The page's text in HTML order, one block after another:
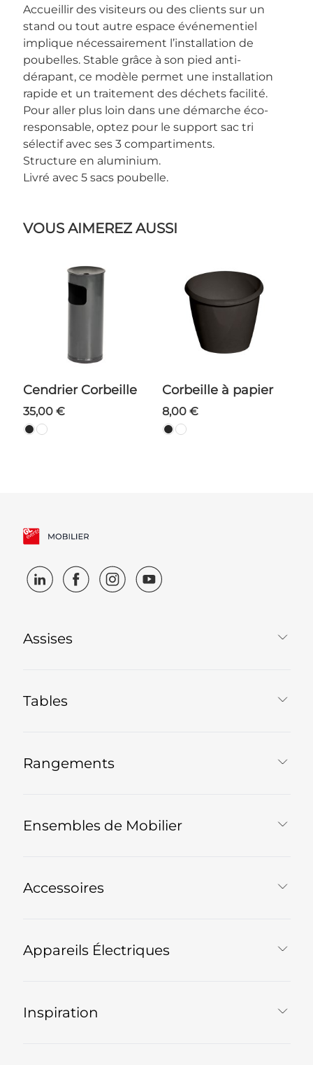
Accueillir des visiteurs ou des clients sur un
stand ou tout autre espace événementiel
implique nécessairement l’installation de
poubelles. Stable grâce à son pied anti-
dérapant, ce modèle permet une installation
rapide et un traitement des déchets facilité.
Pour aller plus loin dans une démarche éco-
responsable, optez pour le support sac tri
sélectif avec ses 3 compartiments.
Structure en aluminium.
Livré avec 5 sacs poubelle.
VOUS AIMEREZ AUSSI
Cendrier Corbeille
35,00 €
Corbeille à papier
8,00 €
Assises
Tables
Rangements
Ensembles de Mobilier
Accessoires
Appareils Électriques
Inspiration